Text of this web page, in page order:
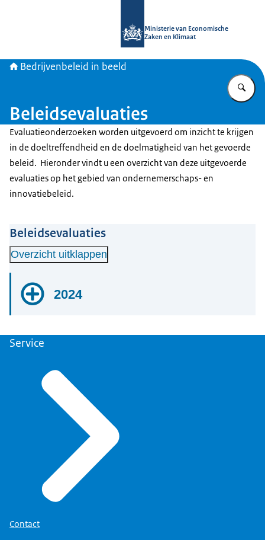
Ministerie van Economische
Zaken en Klimaat
Bedrijvenbeleid in beeld
Beleidsevaluaties
Evaluatieonderzoeken worden uitgevoerd om inzicht te krijgen
in de doeltreffendheid en de doelmatigheid van het gevoerde
beleid. Hieronder vindt u een overzicht van deze uitgevoerde
evaluaties op het gebied van ondernemerschaps- en
innovatiebeleid.
Beleidsevaluaties
Overzicht uitklappen
2024
2024
2024
Tegemoetkoming Vaste Lasten (TVL) &
Tijdelijke Noodmaatregel Overbrugging
Werkgelegenheid (NOW)
2024
Subsidie Duurzame Scheepsbouw (SDS)
Service
Contact